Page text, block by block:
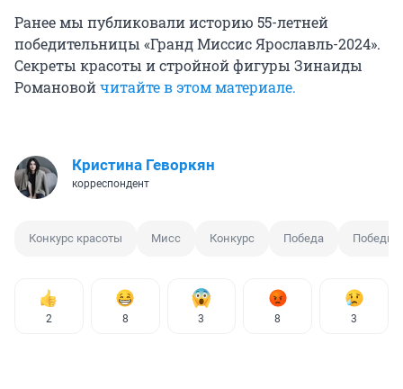
Ранее мы публиковали историю 55-летней
победительницы «Гранд Миссис Ярославль-2024».
Секреты красоты и стройной фигуры Зинаиды
Романовойчитайте в этом материале.
Кристина Геворкян
корреспондент
Конкурс красоты Мисс Конкурс Победа
2 8 3 8 3